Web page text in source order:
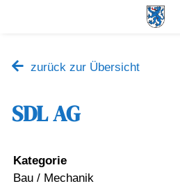
zurück zur Übersicht
SDL AG
Kategorie
Bau / Mechanik